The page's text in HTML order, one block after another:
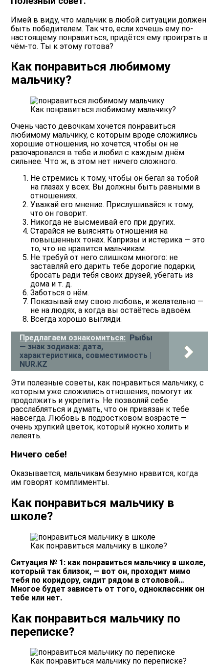
Имей в виду, что мальчик в любой ситуации должен
быть победителем. Так что, если хочешь ему по-
настоящему понравиться, придётся ему проиграть в
чём-то. Ты к этому готова?
Как понравиться любимому
мальчику?
Как понравиться любимому мальчику?
Очень часто девочкам хочется понравиться
любимому мальчику, с которым вроде сложились
хорошие отношения, но хочется, чтобы он не
разочаровался в тебе и любил с каждым днём
сильнее. Что ж, в этом нет ничего сложного.
Не стремись к тому, чтобы он бегал за тобой
на глазах у всех. Вы должны быть равными в
отношениях.
Уважай его мнение. Прислушивайся к тому,
что он говорит.
Никогда не высмеивай его при других.
Старайся не выяснять отношения на
повышенных тонах. Капризы и истерика — это
то, что не нравится мальчикам.
Не требуй от него слишком многого: не
заставляй его дарить тебе дорогие подарки,
бросать ради тебя своих друзей, убегать из
дома и т. д.
Заботься о нём.
Показывай ему свою любовь, и желательно —
не на людях, а когда вы остаётесь вдвоём.
Всегда хорошо выгляди.
Предлагаем ознакомиться:
Рыбы
— знак зодиака: дата,
характеристика, совместимость |
NUR.KZ
Эти полезные советы, как понравиться мальчику, с
которым уже сложились отношения, помогут их
продолжить и укрепить. Не позволяй себе
расслабляться и думать, что он привязан к тебе
навсегда. Любовь в подростковом возрасте —
очень хрупкий цветок, который нужно холить и
лелеять.
Ничего себе!
Оказывается, мальчикам безумно нравится, когда
им говорят комплименты.
Как понравиться мальчику в
школе?
Как понравиться мальчику в школе?
Ситуация № 1: как понравиться мальчику в школе,
который так близок, — вот он, проходит мимо
тебя по коридору, сидит рядом в столовой…
Многое будет зависеть от того, одноклассник он
тебе или нет.
Как понравиться мальчику по
переписке?
Как понравиться мальчику по переписке?